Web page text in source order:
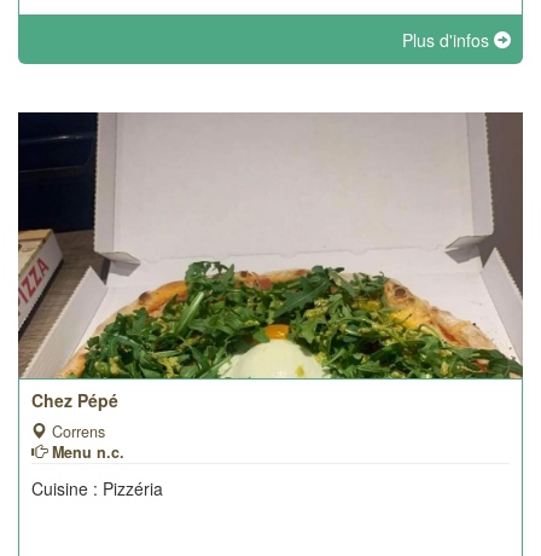
Plus d'infos
Chez Pépé
Correns
Menu n.c.
Cuisine : Pizzéria